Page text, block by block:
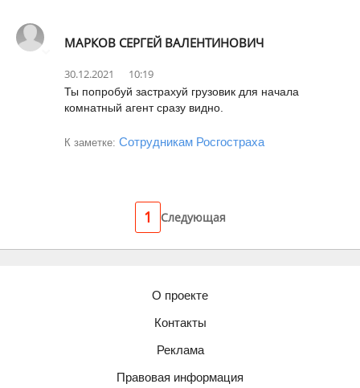
МАРКОВ СЕРГЕЙ ВАЛЕНТИНОВИЧ
30.12.2021 10:19
Ты попробуй застрахуй грузовик для начала
комнатный агент сразу видно.
К заметке: Сотрудникам Росгостраха
1 Следующая
О проекте
Контакты
Реклама
Правовая информация